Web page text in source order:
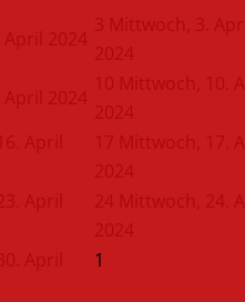
2024
3 Mittwoch, 3. April
2024
2024
10 Mittwoch, 10.
2024
April
17 Mittwoch, 17.
2024
April
24 Mittwoch, 24.
2024
April
1